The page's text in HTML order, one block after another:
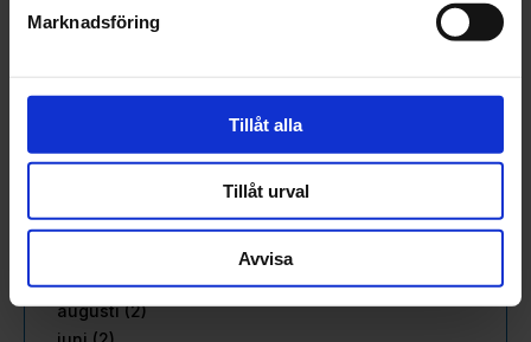
Marknadsföring
Tillåt alla
Tillåt urval
Avvisa
maj (3)
november (4)
september (2)
augusti (2)